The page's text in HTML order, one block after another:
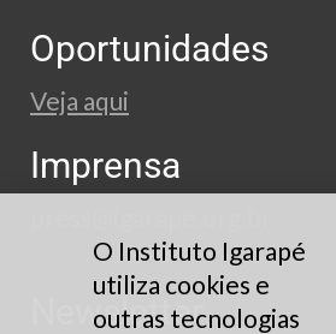
Oportunidades
Veja aqui
Imprensa
Newsletter
O Instituto Igarapé
utiliza cookies e
outras tecnologias